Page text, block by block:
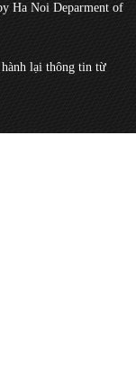
Ha Noi Deparment of
lại thông tin từ